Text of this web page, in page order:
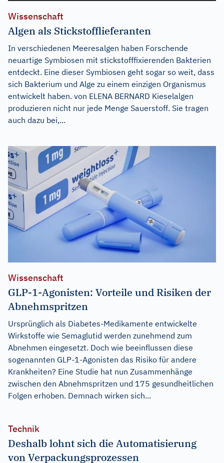
Wissenschaft
Algen als Stickstofflieferanten
In verschiedenen Meeresalgen haben Forschende
neuartige Symbiosen mit stickstofffixierenden Bakterien
entdeckt. Eine dieser Symbiosen geht sogar so weit, dass
sich Bakterium und Alge zu einem einzigen Organismus
entwickelt haben. von ELENA BERNARD Kieselalgen
produzieren nicht nur jede Menge Sauerstoff. Sie tragen
auch dazu bei,...
Wissenschaft
GLP-1-Agonisten: Vorteile und Risiken der
Abnehmspritzen
Ursprünglich als Diabetes-Medikamente entwickelte
Wirkstoffe wie Semaglutid werden zunehmend zum
Abnehmen eingesetzt. Doch wie beeinflussen diese
sogenannten GLP-1-Agonisten das Risiko für andere
Krankheiten? Eine Studie hat nun Zusammenhänge
zwischen den Abnehmspritzen und 175 gesundheitlichen
Folgen erhoben. Demnach wirken sich...
Technik
Deshalb lohnt sich die Automatisierung
von Verpackungsprozessen